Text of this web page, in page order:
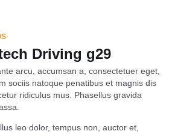
Driving g29
arcu, accumsan a, consectetuer eget,
sociis natoque penatibus et magnis dis
ridiculus mus. Phasellus gravida
leo dolor, tempus non, auctor et,